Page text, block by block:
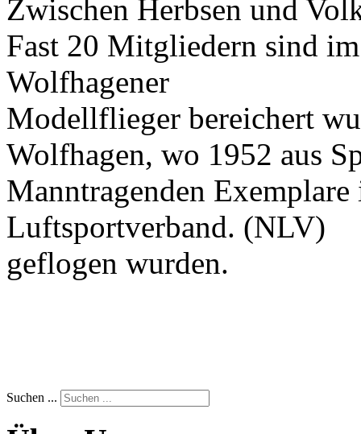
Zwischen Herbsen und
Fast 20 Mitgliedern sind
Wolfhagener
Modellflieger bereichert
Wolfhagen, wo 1952 aus
Manntragenden
Luftsportverband. (NLV)
geflogen wurden.
Suchen ...